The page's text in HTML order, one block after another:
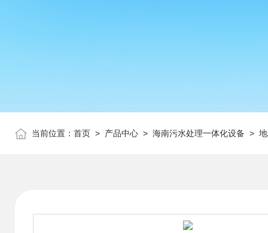
当前位置： 首页 > 产品中心 > 海南污水处理一体化设备 >